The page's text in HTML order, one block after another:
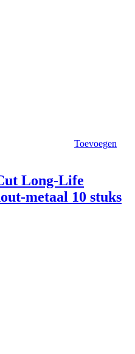
Toevoegen
Long-Life
metaal 10 stuks